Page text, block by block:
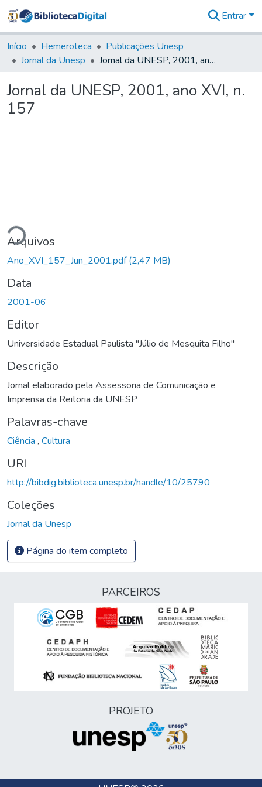
&
Coleções
Tudo na
Digital
Entrar
Início Hemeroteca
Publicações Unesp
Jornal da Unesp
Jornal da UNESP, 2001, ano XVI, n. 157
Jornal da UNESP, 2001, ano XVI, n.
157
Arquivos
Ano_XVI_157_Jun_2001.pdf(2,47 MB)
Data
2001-06
Editor
Universidade Estadual Paulista "Júlio de Mesquita Filho"
Descrição
Jornal elaborado pela Assessoria de Comunicação e
Imprensa da Reitoria da UNESP
Palavras-chave
Ciência , Cultura
URI
http://bibdig.biblioteca.unesp.br/handle/10/25790
Coleções
Jornal da Unesp
Página do item completo
PARCEIROS
PROJETO